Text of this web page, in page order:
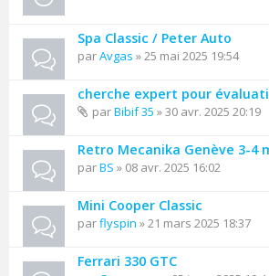
Spa Classic / Peter Auto
parAvgas » 25 mai 2025 19:54
cherche expert pour
parBibif 35 » 30 avr. 2025 20:19
Retro Mecanika Genève 3-4
parBS » 08 avr. 2025 16:02
Mini Cooper Classic
parflyspin » 21 mars 2025 18:37
Ferrari 330 GTC